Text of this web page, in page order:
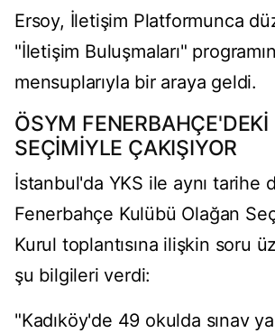
Ersoy, İletişim Platformunca
"İletişim Buluşmaları"
mensuplarıyla bir araya geldi.
ÖSYM
SEÇİMİYLE ÇAKIŞIYOR
İstanbul'da YKS ile aynı tarihe
Fenerbahçe Kulübü Olağan
Kurul toplantısına ilişkin soru
şu bilgileri verdi:
"Kadıköy'de 49 okulda sınav